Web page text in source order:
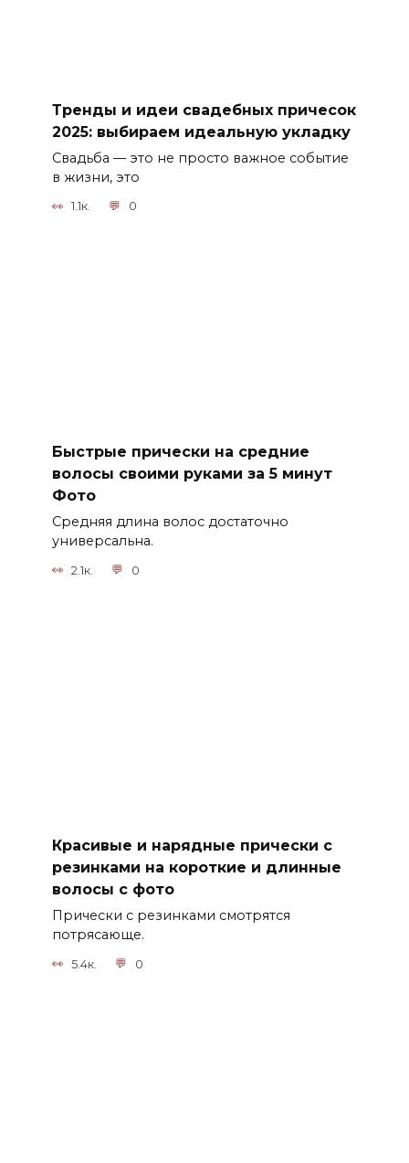
Тренды и идеи свадебных причесок
2025: выбираем идеальную укладку
Свадьба — это не просто важное событие
в жизни, это
1.1к. 0
Быстрые прически на средние
волосы своими руками за 5 минут
Фото
Средняя длина волос достаточно
универсальна.
2.1к. 0
Красивые и нарядные прически с
резинками на короткие и длинные
волосы с фото
Прически с резинками смотрятся
потрясающе.
5.4к. 0